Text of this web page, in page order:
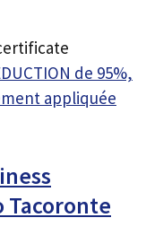
de 95%,
appliquée
Tacoronte